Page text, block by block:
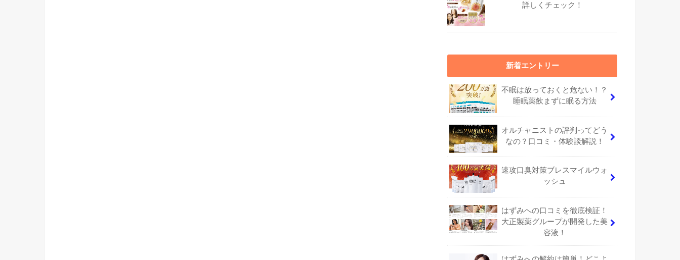
詳しくチェック！
新着エントリー
不眠は放っておくと危ない！？
睡眠薬飲まずに眠る方法
オルチャニストの評判ってどう
なの？口コミ・体験談解説！
速攻口臭対策ブレスマイルウォ
ッシュ
はずみへの口コミを徹底検証！
大正製薬グループが開発した美
容液！